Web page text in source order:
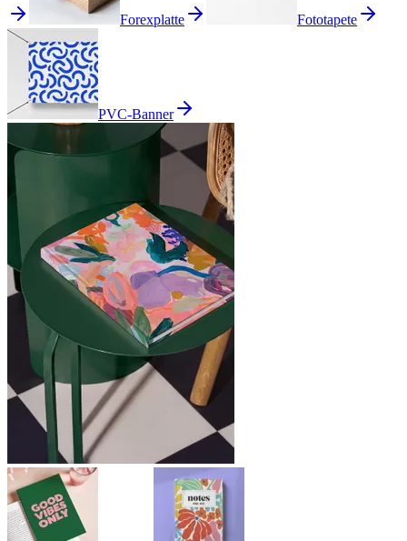
Forexplatte Fototapete
PVC-Banner